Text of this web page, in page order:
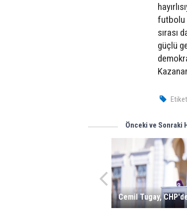
futbolu
sırası
güçlü
Önceki ve Sonraki
Cemil Tugay,